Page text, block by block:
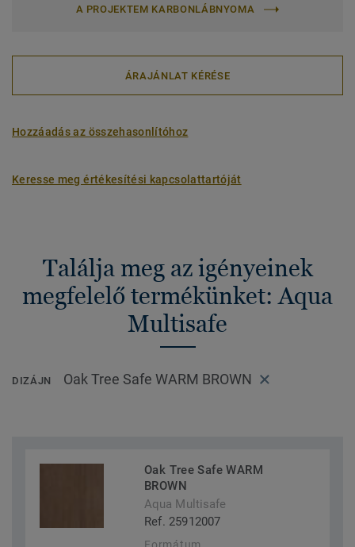
A PROJEKTEM KARBONLÁBNYOMA
ÁRAJÁNLAT KÉRÉSE
Hozzáadás az összehasonlítóhoz
Keresse meg értékesítési kapcsolattartóját
Találja meg az igényeinek
megfelelő termékünket: Aqua
Multisafe
DIZÁJN Oak Tree Safe WARM BROWN
Oak Tree Safe WARM
BROWN
Aqua Multisafe
Ref. 25912007